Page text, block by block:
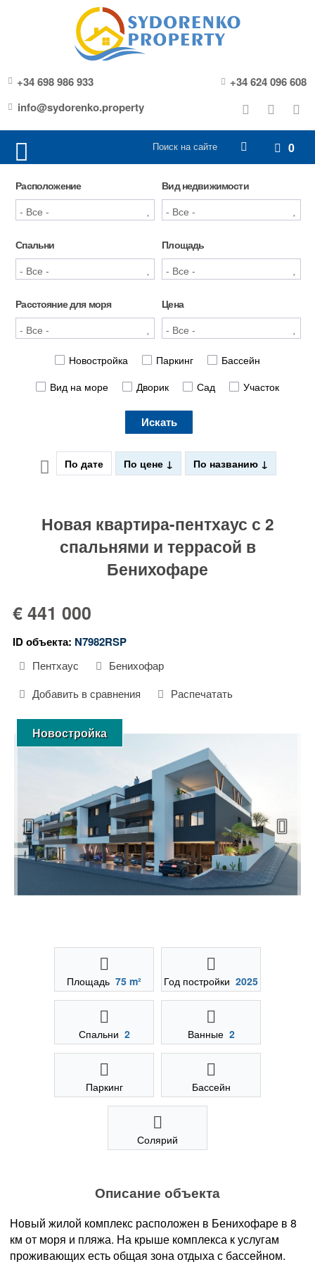
+34 698 986 933
+34 624 096 608
info@sydorenko.property
0
Расположение Вид недвижимости
Спальни Площадь
Расстояние для моря Цена
Новостройка Паркинг
Бассейн
Вид на море
Дворик Сад Участок
Искать
По дате По цене По названию
Новая квартира-пентхаус с 2
спальнями и террасой в
Бенихофаре
€ 441 000
ID объекта: N7982RSP
Пентхаус
Бенихофар
Добавить в сравнения
Распечатать
Новостройка
Площадь 75 m² Год постройки 2025
Спальни 2 Ванные 2
Паркинг Бассейн
Солярий
Описание объекта
Новый жилой комплекс расположен в Бенихофаре в 8
км от моря и пляжа. На крыше комплекса к услугам
проживающих есть общая зона отдыха с бассейном.